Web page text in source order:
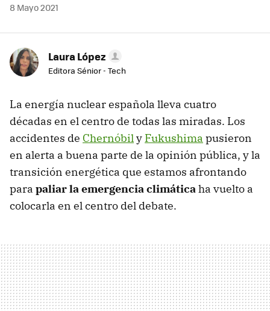
8 Mayo 2021
Laura López
Editora Sénior - Tech
La energía nuclear española lleva cuatro
décadas en el centro de todas las miradas. Los
accidentes de Chernóbil y Fukushima pusieron
en alerta a buena parte de la opinión pública, y la
transición energética que estamos afrontando
para paliar la emergencia climática ha vuelto a
colocarla en el centro del debate.